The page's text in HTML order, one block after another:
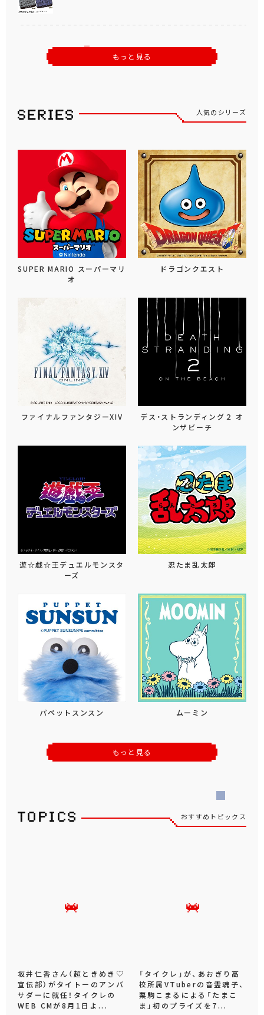
もっと見る
人気のシリーズ
SUPER MARIO スーパーマリ
オ
ドラゴンクエスト
ファイナルファンタジーXIV
デス・ストランディング２ オ
ンザビーチ
遊☆戯☆王デュエルモンスタ
ーズ
忍たま乱太郎
パペットスンスン ムーミン
もっと見る
おすすめトピックス
坂井仁香さん（超ときめき♡
宣伝部）がタイトーのアンバ
サダーに就任！タイクレの
WEB CMが8月1日よ...
「タイクレ」が、あおぎり高
校所属VTuberの音霊魂子、
栗駒こまるによる「たまこ
ま」初のプライズを7...